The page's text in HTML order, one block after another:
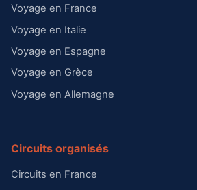
Voyage en France
Voyage en Italie
Voyage en Espagne
Voyage en Grèce
Voyage en Allemagne
Circuits organisés
Circuits en France